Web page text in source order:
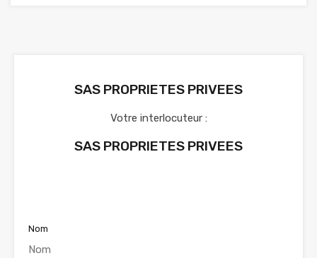
SAS PROPRIETES PRIVEES
Votre interlocuteur :
SAS PROPRIETES PRIVEES
Nom